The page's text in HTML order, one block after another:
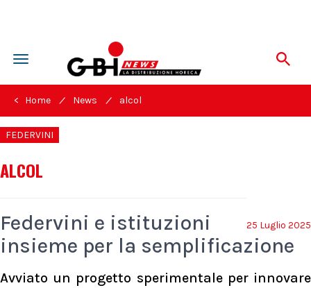
Toggle
navigation
< Home / News / alcol
FEDERVINI
ALCOL
25 Luglio 2025
Federvini e istituzioni
insieme per la semplificazione
Avviato un progetto sperimentale per innovare